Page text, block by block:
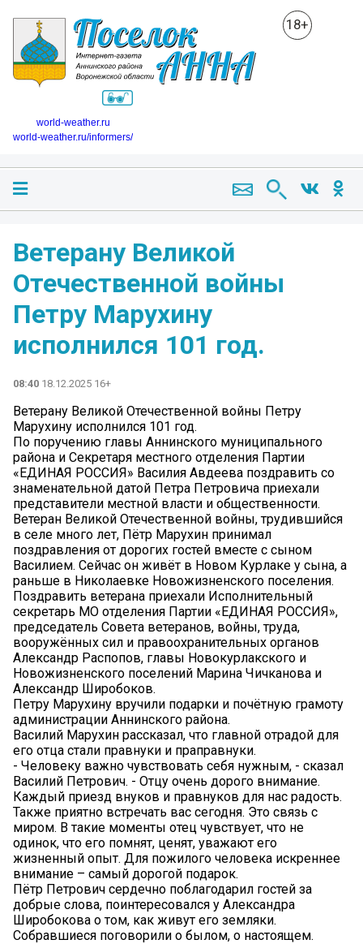
18+
world-weather.ru
world-weather.ru/informers/
Ветерану Великой
Отечественной войны
Петру Марухину
исполнился 101 год.
08:40 18.12.2025 16+
Ветерану Великой Отечественной войны Петру
Марухину исполнился 101 год.
По поручению главы Аннинского муниципального
района и Секретаря местного отделения Партии
«ЕДИНАЯ РОССИЯ» Василия Авдеева поздравить со
знаменательной датой Петра Петровича приехали
представители местной власти и общественности.
Ветеран Великой Отечественной войны, трудившийся
в селе много лет, Пётр Марухин принимал
поздравления от дорогих гостей вместе с сыном
Василием. Сейчас он живёт в Новом Курлаке у сына, а
раньше в Николаевке Новожизненского поселения.
Поздравить ветерана приехали Исполнительный
секретарь МО отделения Партии «ЕДИНАЯ РОССИЯ»,
председатель Совета ветеранов, войны, труда,
вооружённых сил и правоохранительных органов
Александр Распопов, главы Новокурлакского и
Новожизненского поселений Марина Чичканова и
Александр Широбоков.
Петру Марухину вручили подарки и почётную грамоту
администрации Аннинского района.
Василий Марухин рассказал, что главной отрадой для
его отца стали правнуки и праправнуки.
- Человеку важно чувствовать себя нужным, - сказал
Василий Петрович. - Отцу очень дорого внимание.
Каждый приезд внуков и правнуков для нас радость.
Также приятно встречать вас сегодня. Это связь с
миром. В такие моменты отец чувствует, что не
одинок, что его помнят, ценят, уважают его
жизненный опыт. Для пожилого человека искреннее
внимание – самый дорогой подарок.
Пётр Петрович сердечно поблагодарил гостей за
добрые слова, поинтересовался у Александра
Широбокова о том, как живут его земляки.
Собравшиеся поговорили о былом, о настоящем.